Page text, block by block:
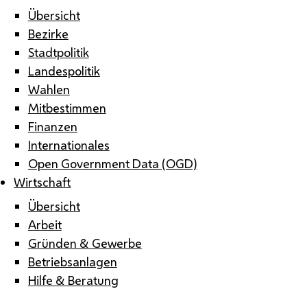
Übersicht
Bezirke
Stadtpolitik
Landespolitik
Wahlen
Mitbestimmen
Finanzen
Internationales
Open Government Data (OGD)
Wirtschaft
Übersicht
Arbeit
Gründen & Gewerbe
Betriebsanlagen
Hilfe & Beratung